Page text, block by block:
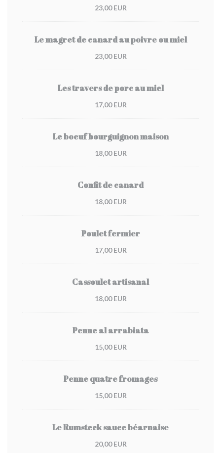
23,00 EUR
Le magret de canard au poivre ou miel
23,00 EUR
Les travers de porc au miel
17,00 EUR
Le boeuf bourguignon maison
18,00 EUR
Confit de canard
18,00 EUR
Poulet fermier
17,00 EUR
Cassoulet artisanal
18,00 EUR
Penne al arrabiata
15,00 EUR
Penne quatre fromages
15,00 EUR
Le Rumsteck sauce béarnaise
20,00 EUR